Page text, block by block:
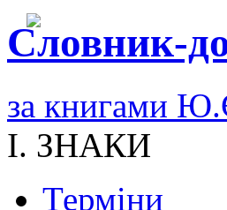
Словник-
за книгами
I. ЗНАКИ
Терміни